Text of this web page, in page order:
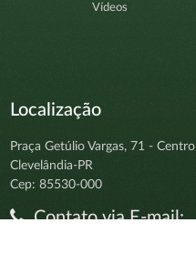
Vídeos
Localização
Praça Getúlio Vargas, 71 - Centro
Clevelândia-PR
Cep: 85530-000
Contato via E-mail: